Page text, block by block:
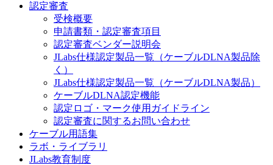
認定審査
受検概要
申請書類・認定審査項目
認定審査ベンダー説明会
JLabs仕様認定製品一覧（ケーブルDLNA製品除
く）
JLabs仕様認定製品一覧（ケーブルDLNA製品）
ケーブルDLNA認定機能
認定ロゴ・マーク使用ガイドライン
認定審査に関するお問い合わせ
ケーブル用語集
ラボ・ライブラリ
JLabs教育制度